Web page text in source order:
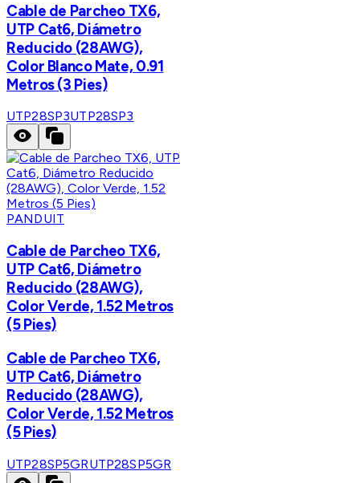
Cable de Parcheo TX6,
UTP Cat6, Diámetro
Reducido (28AWG),
Color Blanco Mate, 0.91
Metros (3 Pies)
UTP28SP3UTP28SP3
PANDUIT
Cable de Parcheo TX6,
UTP Cat6, Diámetro
Reducido (28AWG),
Color Verde, 1.52 Metros
(5 Pies)
Cable de Parcheo TX6,
UTP Cat6, Diámetro
Reducido (28AWG),
Color Verde, 1.52 Metros
(5 Pies)
UTP28SP5GRUTP28SP5GR